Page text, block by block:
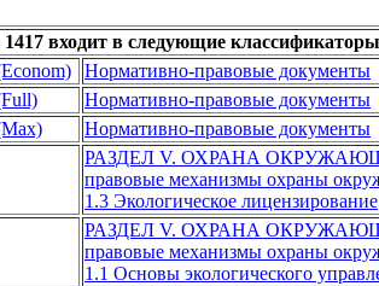
1417 входит в следующие
Нормативно-правовые документы
Нормативно-правовые документы
Нормативно-правовые документы
РАЗДЕЛ V. ОХРАНА
правовые механизмы охраны
1.3 Экологическое лицензирование
РАЗДЕЛ V. ОХРАНА
правовые механизмы охраны
1.1 Основы экологического